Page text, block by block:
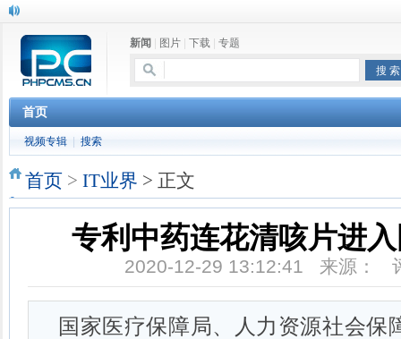
新闻 图片 下载 专题
首页
视频专辑 搜索
首页 > IT业界 > 正文
专利中药连花清咳片进
2020-12-29 13:12:41 来源：
国家医疗保障局、人力资源社会保